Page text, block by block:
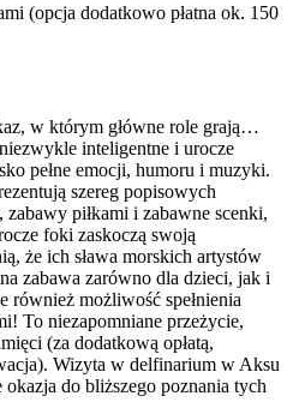
(opcja dodatkowo płatna ok. 150
w którym główne role grają…
inteligentne i urocze
pełne emocji, humoru i muzyki.
szereg popisowych
piłkami i zabawne scenki,
foki zaskoczą swoją
że ich sława morskich artystów
zabawa zarówno dla dzieci, jak i
również możliwość spełnienia
To niezapomniane przeżycie,
(za dodatkową opłatą,
Wizyta w delfinarium w Aksu
do bliższego poznania tych